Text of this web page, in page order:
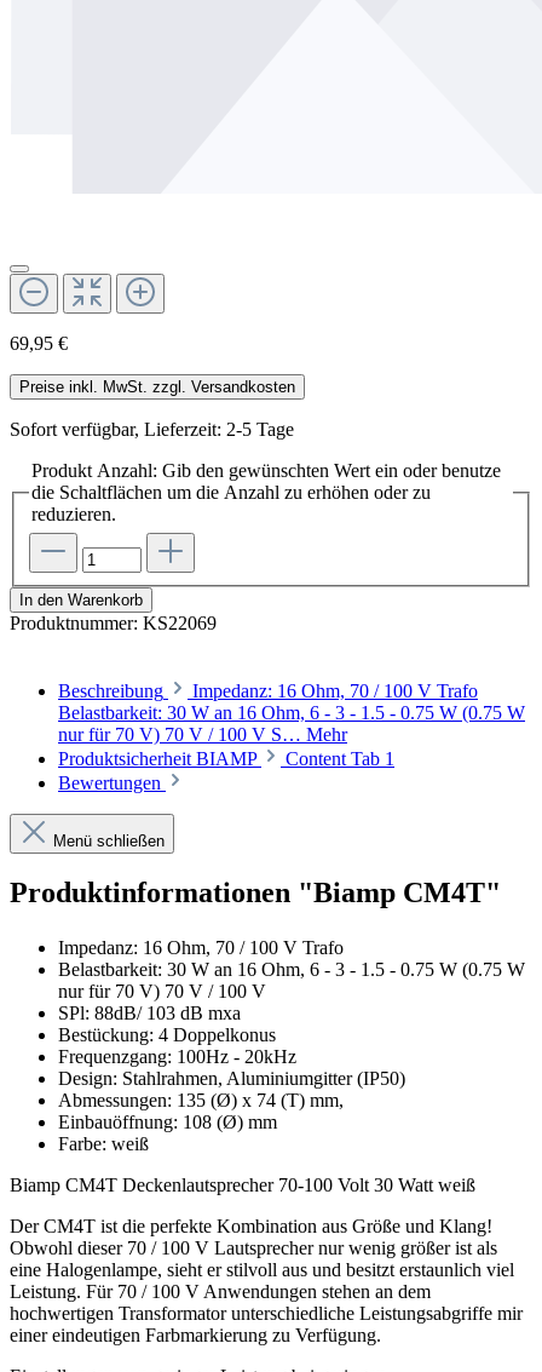
69,95 €
Preise inkl. MwSt. zzgl. Versandkosten
Sofort verfügbar, Lieferzeit: 2-5 Tage
Produkt Anzahl: Gib den gewünschten Wert ein oder benutze
die Schaltflächen um die Anzahl zu erhöhen oder zu
reduzieren.
In den Warenkorb
Produktnummer: KS22069
Beschreibung
Impedanz: 16 Ohm, 70 / 100 V Trafo
Belastbarkeit: 30 W an 16 Ohm, 6 - 3 - 1.5 - 0.75 W (0.75 W
nur für 70 V) 70 V / 100 V S… Mehr
Produktsicherheit BIAMP
Content Tab 1
Bewertungen
Menü schließen
Produktinformationen "Biamp CM4T"
Impedanz: 16 Ohm, 70 / 100 V Trafo
Belastbarkeit: 30 W an 16 Ohm, 6 - 3 - 1.5 - 0.75 W (0.75 W
nur für 70 V) 70 V / 100 V
SPl: 88dB/ 103 dB mxa
Bestückung: 4 Doppelkonus
Frequenzgang: 100Hz - 20kHz
Design: Stahlrahmen, Aluminiumgitter (IP50)
Abmessungen: 135 (Ø) x 74 (T) mm,
Einbauöffnung: 108 (Ø) mm
Farbe: weiß
Biamp CM4T Deckenlautsprecher 70-100 Volt 30 Watt weiß
Der CM4T ist die perfekte Kombination aus Größe und Klang!
Obwohl dieser 70 / 100 V Lautsprecher nur wenig größer ist als
eine Halogenlampe, sieht er stilvoll aus und besitzt erstaunlich viel
Leistung. Für 70 / 100 V Anwendungen stehen an dem
hochwertigen Transformator unterschiedliche Leistungsabgriffe mir
einer eindeutigen Farbmarkierung zu Verfügung.